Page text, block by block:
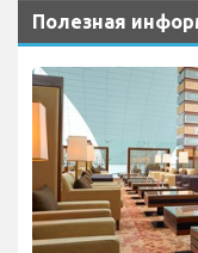
Полезная